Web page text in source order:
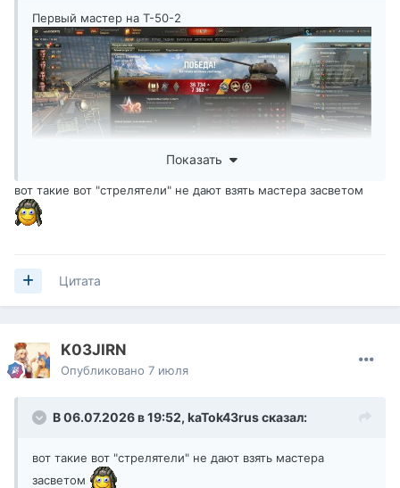
Первый мастер на Т-50-2
Показать
вот такие вот "стрелятели" не дают взять мастера засветом
Цитата
K03JIRN
Опубликовано 7 июля
В 06.07.2026 в 19:52, kaTok43rusсказал:
вот такие вот "стрелятели" не дают взять мастера
засветом